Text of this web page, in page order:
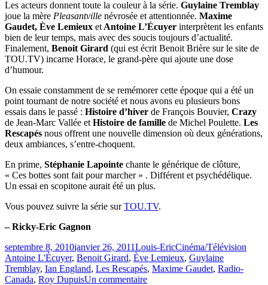
Les acteurs donnent toute la couleur à la série. Guylaine Tremblay
joue la mère Pleasantville névrosée et attentionnée. Maxime
Gaudet, Ève Lemieux et Antoine L’Écuyer interprètent les enfants
bien de leur temps, mais avec des soucis toujours d’actualité.
Finalement, Benoit Girard (qui est écrit Benoit Brière sur le site de
TOU.TV) incarne Horace, le grand-père qui ajoute une dose
d’humour.
On essaie constamment de se remémorer cette époque qui a été un
point tournant de notre société et nous avons eu plusieurs bons
essais dans le passé : Histoire d’hiver de François Bouvier, Crazy
de Jean-Marc Vallée et Histoire de famille de Michel Poulette. Les
Rescapés nous offrent une nouvelle dimension où deux générations,
deux ambiances, s’entre-choquent.
En prime, Stéphanie Lapointe chante le générique de clôture,
« Ces bottes sont fait pour marcher » . Différent et psychédélique.
Un essai en scopitone aurait été un plus.
Vous pouvez suivre la série surTOU.TV.
– Ricky-Eric Gagnon
Publié
le
septembre 8, 2010janvier 26, 2011Louis-EricCatégories
Cinéma/Télévision
Antoine L'Écuyer, Benoit Girard, Ève Lemieux, Guylaine
Tremblay, Ian England, Les Rescapés, Maxime Gaudet, Radio-
Canada, Roy DupuisUn commentairesur